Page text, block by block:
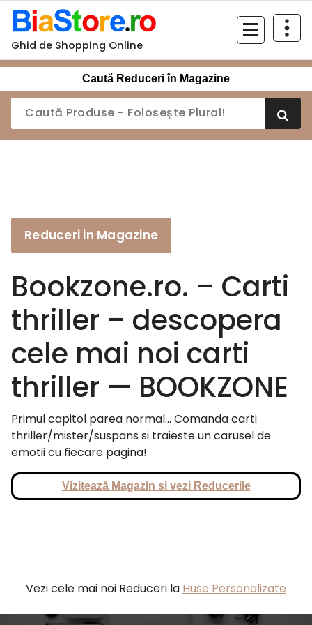
Sari
conținut
Ghid de Shopping Online
Caută Reduceri în Magazine
Reduceri in Magazine
Bookzone.ro. – Carti
thriller – descopera
cele mai noi carti
thriller — BOOKZONE
Primul capitol parea normal… Comanda carti
thriller/mister/suspans si traieste un carusel de
emotii cu fiecare pagina!
Vizitează Magazin si vezi Reducerile
Vezi cele mai noi Reduceri la Huse Personalizate